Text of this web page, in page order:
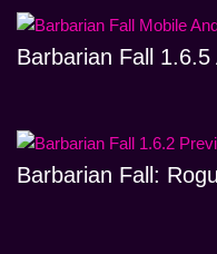
Barbarian Fall 1.6.5
Barbarian Fall: